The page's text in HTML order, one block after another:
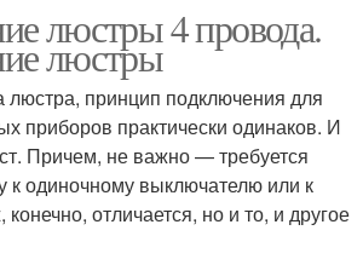
люстры 4 провода.
люстры
принцип подключения для
приборов практически одинаков. И
Причем, не важно — требуется
к одиночному выключателю или к
отличается, но и то, и другое